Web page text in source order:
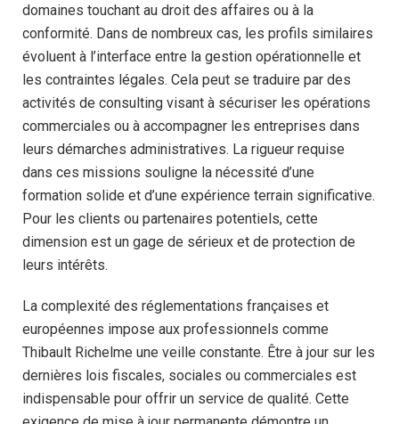
domaines touchant au droit des affaires ou à la
conformité. Dans de nombreux cas, les profils similaires
évoluent à l’interface entre la gestion opérationnelle et
les contraintes légales. Cela peut se traduire par des
activités de consulting visant à sécuriser les opérations
commerciales ou à accompagner les entreprises dans
leurs démarches administratives. La rigueur requise
dans ces missions souligne la nécessité d’une
formation solide et d’une expérience terrain significative.
Pour les clients ou partenaires potentiels, cette
dimension est un gage de sérieux et de protection de
leurs intérêts.
La complexité des réglementations françaises et
européennes impose aux professionnels comme
Thibault Richelme une veille constante. Être à jour sur les
dernières lois fiscales, sociales ou commerciales est
indispensable pour offrir un service de qualité. Cette